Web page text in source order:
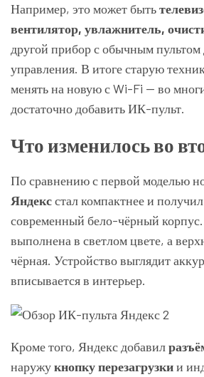
Например, это может быть
вентилятор, увлажнитель,
другой прибор с обычным
управления. В итоге старую
менять на новую с Wi-Fi — во
достаточно добавить ИК-пульт.
Что изменилось во
По сравнению с первой моделью
Яндексстал компактнее и
современный бело-чёрный
выполнена в светлом цвете, а
чёрная. Устройство выглядит
вписывается в интерьер.
Кроме того, Яндекс добавил
наружукнопку перезагрузкии